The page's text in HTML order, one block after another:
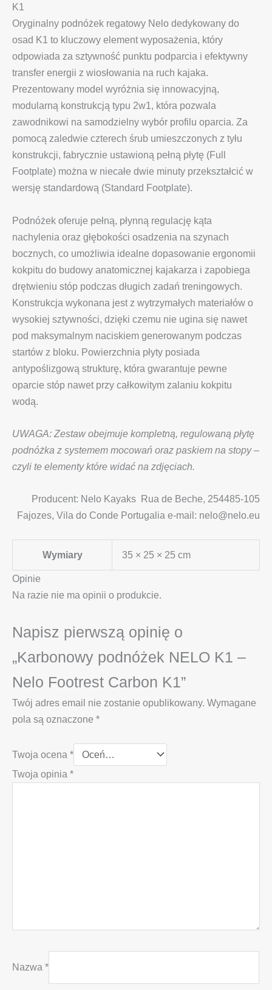
K1
Oryginalny podnóżek regatowy Nelo dedykowany do
osad K1 to kluczowy element wyposażenia, który
odpowiada za sztywność punktu podparcia i efektywny
transfer energii z wiosłowania na ruch kajaka.
Prezentowany model wyróżnia się innowacyjną,
modularną konstrukcją typu 2w1, która pozwala
zawodnikowi na samodzielny wybór profilu oparcia. Za
pomocą zaledwie czterech śrub umieszczonych z tyłu
konstrukcji, fabrycznie ustawioną pełną płytę (Full
Footplate) można w niecałe dwie minuty przekształcić w
wersję standardową (Standard Footplate).
Podnóżek oferuje pełną, płynną regulację kąta
nachylenia oraz głębokości osadzenia na szynach
bocznych, co umożliwia idealne dopasowanie ergonomii
kokpitu do budowy anatomicznej kajakarza i zapobiega
drętwieniu stóp podczas długich zadań treningowych.
Konstrukcja wykonana jest z wytrzymałych materiałów o
wysokiej sztywności, dzięki czemu nie ugina się nawet
pod maksymalnym naciskiem generowanym podczas
startów z bloku. Powierzchnia płyty posiada
antypoślizgową strukturę, która gwarantuje pewne
oparcie stóp nawet przy całkowitym zalaniu kokpitu
wodą.
UWAGA: Zestaw obejmuje kompletną, regulowaną płytę
podnóżka z systemem mocowań oraz paskiem na stopy –
czyli te elementy które widać na zdjęciach.
Producent: Nelo Kayaks Rua de Beche, 254485-105
Fajozes, Vila do Conde Portugalia e-mail: nelo@nelo.eu
Wymiary 35 × 25 × 25 cm
Opinie
Na razie nie ma opinii o produkcie.
Napisz pierwszą opinię o
„Karbonowy podnóżek NELO K1 –
Nelo Footrest Carbon K1”
Twój adres email nie zostanie opublikowany. Wymagane
pola są oznaczone *
Twoja ocena *
Twoja opinia *
Nazwa *